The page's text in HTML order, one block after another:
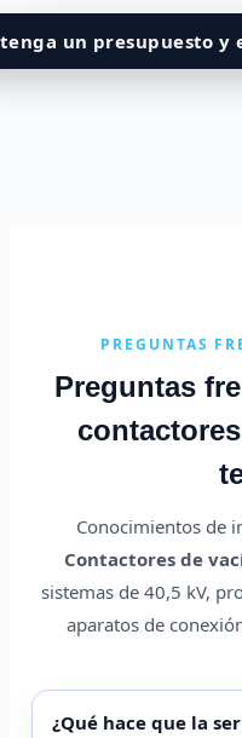
un presupuesto y
PREGUNTAS
Preguntas
Conocimientos de
Contactores de
sistemas de 40,5 kV,
aparatos de
¿Qué hace que la